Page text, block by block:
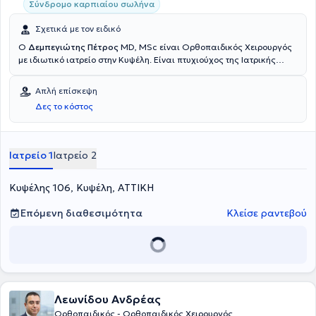
Σύνδρομο καρπιαίου σωλήνα
Σχετικά με τον ειδικό
Ο Δεμπεγιώτης Πέτρος MD, MSc είναι Ορθοπαιδικός Χειρουργός
με ιδιωτικό ιατρείο στην Κυψέλη. Είναι πτυχιούχος της Ιατρικής
και έχει παρακολουθήσει πλήθος διεθνών εκπαιδευτικών
σεμιναρίων, ενώ είναι και Διπλωματούχος ιατρός στη Neural
Therapy. Είναι Συνεργάτης ιατρός της Ευρωκλινικής Αθηνών, του
Doctor's Hospital και του Metropolitan General. Με πολυετή
διάγνωση και θεραπεία ορθοπαιδικών παθήσεων ενηλίκων και
παίδων. Επίσης, ασχολείται με περιστατικά όπως τενοντίτιδες,
παιδοορθοπαιδική.
Απλή επίσκεψη
Δες το κόστος
Ιατρείο 1Ιατρείο 2
Κυψέλης 106, Κυψέλη, ΑΤΤΙΚΗ
Επόμενη διαθεσιμότητα
Κλείσε ραντεβού
Λεωνίδου Ανδρέας
Ορθοπαιδικός - Ορθοπαιδικός Χειρουργός